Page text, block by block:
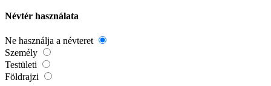
Névtér használata
Ne használja a névteret
Személy
Testületi
Földrajzi